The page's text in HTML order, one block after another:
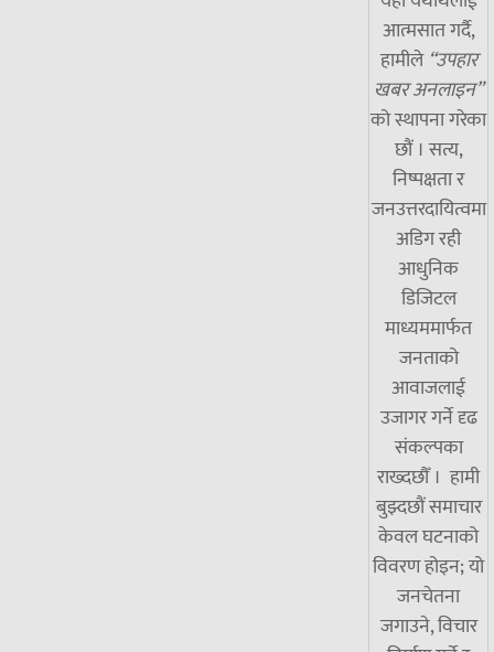
आत्मसात गर्दै,
हामीले “उपहार
खबर अनलाइन”
को स्थापना गरेका
छौं । सत्य,
निष्पक्षता र
जनउत्तरदायित्वमा
अडिग रही
आधुनिक
डिजिटल
माध्यममार्फत
जनताको
आवाजलाई
उजागर गर्ने दृढ
संकल्पका
राख्दछौँ । हामी
बुझ्दछौं समाचार
केवल घटनाको
विवरण होइन; यो
जनचेतना
जगाउने, विचार